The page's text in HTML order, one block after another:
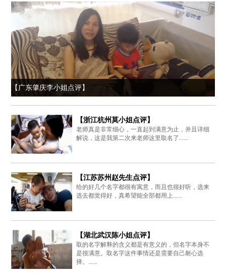
【广东肇庆李小姐点评】
【浙江杭州莫小姐点评】
老师真是非常细心，一直起到满意为止，并且详细
解说，这是我第二次来老师这里取名了......
【江苏苏州赵先生点评】
给的好几个名字都很有寓意，而且也很好听，选来
选去都觉得好，真希望能全部都用上......
【湖北武汉陈小姐点评】
取的名字解释的含义都是有意义的，但名字本身不
是很满意。取名字这件事情还是需要自己耐心选
择。......